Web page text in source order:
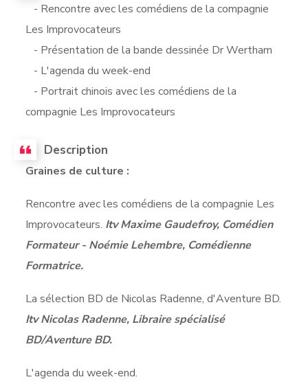
- Rencontre avec les comédiens de la compagnie
Les Improvocateurs
- Présentation de la bande dessinée Dr Wertham
- L'agenda du week-end
- Portrait chinois avec les comédiens de la
compagnie Les Improvocateurs
Description
Graines de culture :
Rencontre avec les comédiens de la compagnie Les
Improvocateurs. Itv Maxime Gaudefroy, Comédien
Formateur - Noémie Lehembre, Comédienne
Formatrice.
La sélection BD de Nicolas Radenne, d'Aventure BD.
Itv Nicolas Radenne, Libraire spécialisé
BD/Aventure BD.
L'agenda du week-end.